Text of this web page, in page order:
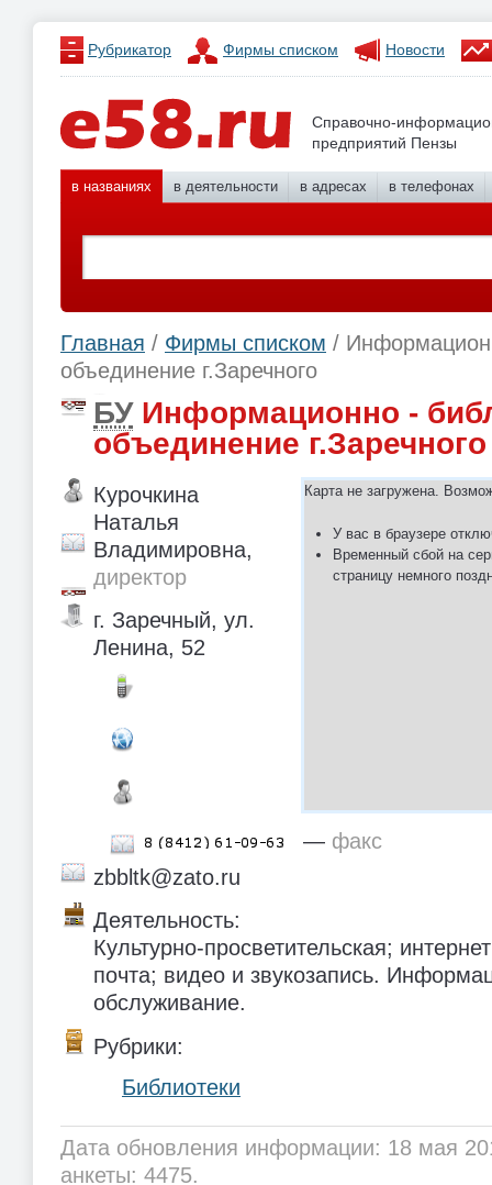
Рубрикатор Фирмы списком Новости
Справочно-
предприятий Пензы
в названиях в деятельности в адресах в телефонах
Главная / Фирмы списком /
объединение г.Заречного
БУИнформационно -
объединение г.Заречного
Карта не загружена.
У вас в браузере
Временный сбой на
страницу немного
Курочкина
Наталья
Владимировна,
директор
г. Заречный, ул.
Ленина, 52
— факс
zbbltk@zato.ru
Деятельность:
Культурно-просветительская;
почта; видео и звукозапись.
обслуживание.
Рубрики:
Библиотеки
Дата обновления информации: 18 мая
анкеты: 4475.